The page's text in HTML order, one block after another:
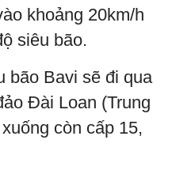
khoảng 20km/h
siêu bão.
bão Bavi sẽ đi qua
Đài Loan (Trung
còn cấp 15,